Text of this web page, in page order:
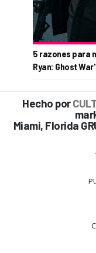
5 razones para
Ryan: Ghost War'
Hecho por
Miami, Florida